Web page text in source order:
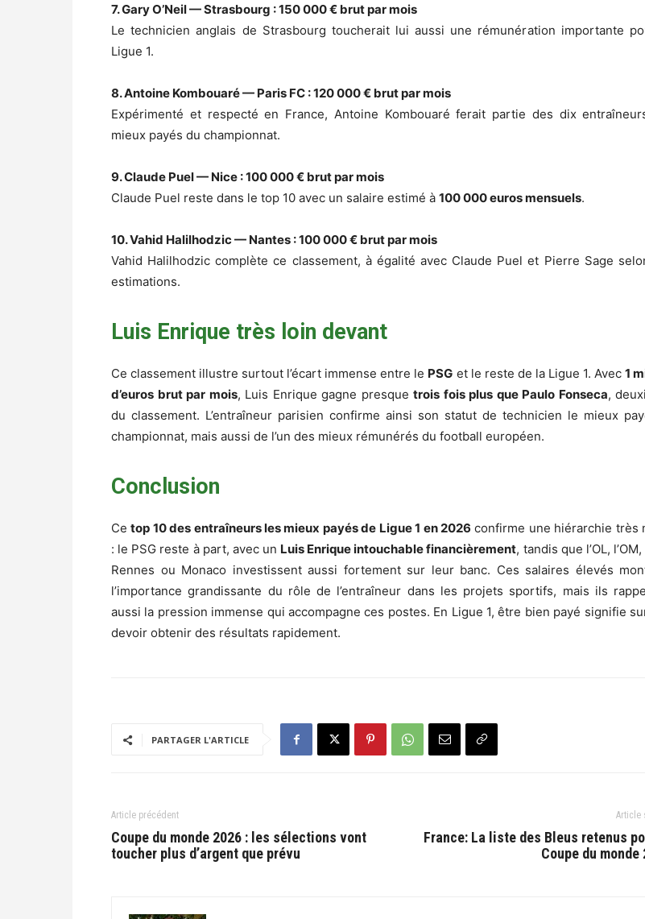
7. Gary O’Neil — Strasbourg : 150 000 € brut par mois
Le technicien anglais de Strasbourg toucherait lui aussi une rémunération importante
Ligue 1.
8. Antoine Kombouaré — Paris FC : 120 000 € brut par mois
Expérimenté et respecté en France, Antoine Kombouaré ferait partie des dix
mieux payés du championnat.
9. Claude Puel — Nice : 100 000 € brut par mois
Claude Puel reste dans le top 10 avec un salaire estimé à 100 000 euros mensuels.
10. Vahid Halilhodzic — Nantes : 100 000 € brut par mois
Vahid Halilhodzic complète ce classement, à égalité avec Claude Puel et Pierre Sage
estimations.
Luis Enrique très loin devant
Ce classement illustre surtout l’écart immense entre le PSG et le reste de la Ligue 1. Avec 1
d’euros brut par mois, Luis Enrique gagne presque trois fois plus que Paulo Fonseca,
du classement. L’entraîneur parisien confirme ainsi son statut de technicien le mieux
championnat, mais aussi de l’un des mieux rémunérés du football européen.
Conclusion
Cetop 10 des entraîneurs les mieux payés de Ligue 1 en 2026 confirme une hiérarchie très
: le PSG reste à part, avec un Luis Enrique intouchable financièrement, tandis que l’OL,
Rennes ou Monaco investissent aussi fortement sur leur banc. Ces salaires élevés
l’importance grandissante du rôle de l’entraîneur dans les projets sportifs, mais ils
aussi la pression immense qui accompagne ces postes. En Ligue 1, être bien payé signifie
devoir obtenir des résultats rapidement.
PARTAGER L'ARTICLE
Article précédent
Coupe du monde 2026 : les sélections vont
toucher plus d’argent que prévu
Article
France: La liste des Bleus retenus
Coupe du monde